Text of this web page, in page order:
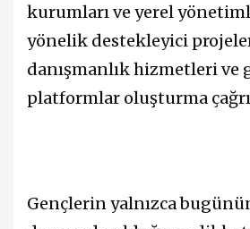
kurumları ve yerel
yönelik destekleyici
danışmanlık hizmetleri ve
platformlar oluşturma
Gençlerin yalnızca